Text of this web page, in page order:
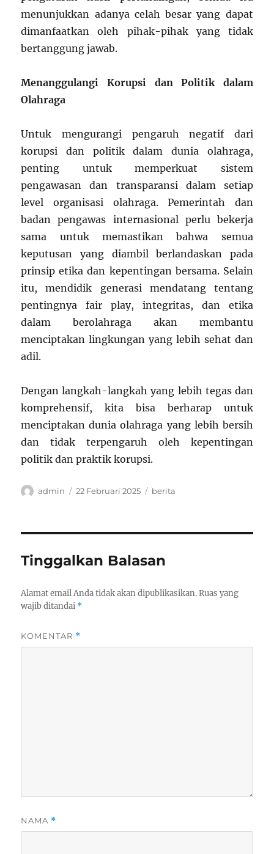
menunjukkan adanya celah besar yang dapat
dimanfaatkan oleh pihak-pihak yang tidak
bertanggung jawab.
Menanggulangi Korupsi dan Politik dalam
Olahraga
Untuk mengurangi pengaruh negatif dari
korupsi dan politik dalam dunia olahraga,
penting untuk memperkuat sistem
pengawasan dan transparansi dalam setiap
level organisasi olahraga. Pemerintah dan
badan pengawas internasional perlu bekerja
sama untuk memastikan bahwa semua
keputusan yang diambil berlandaskan pada
prinsip etika dan kepentingan bersama. Selain
itu, mendidik generasi mendatang tentang
pentingnya fair play, integritas, dan etika
dalam berolahraga akan membantu
menciptakan lingkungan yang lebih sehat dan
adil.
Dengan langkah-langkah yang lebih tegas dan
komprehensif, kita bisa berharap untuk
menciptakan dunia olahraga yang lebih bersih
dan tidak terpengaruh oleh kepentingan
politik dan praktik korupsi.
Author
admin
Posted
22 Februari 2025 Categories
berita
Tinggalkan Balasan
Alamat email Anda tidak akan dipublikasikan. Ruas yang
wajib ditandai *
KOMENTAR *
NAMA *